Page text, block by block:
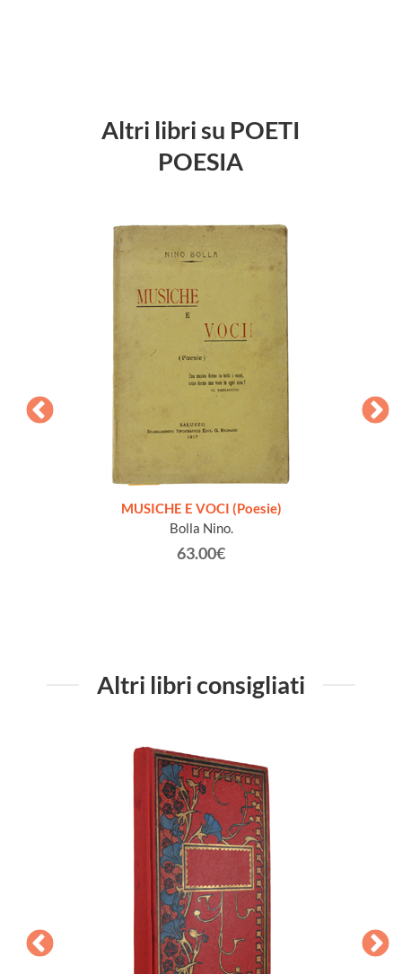
Altri libri su POETI
POESIA
MUSICHE E VOCI (Poesie)
Bolla Nino.
63.00€
Altri libri consigliati